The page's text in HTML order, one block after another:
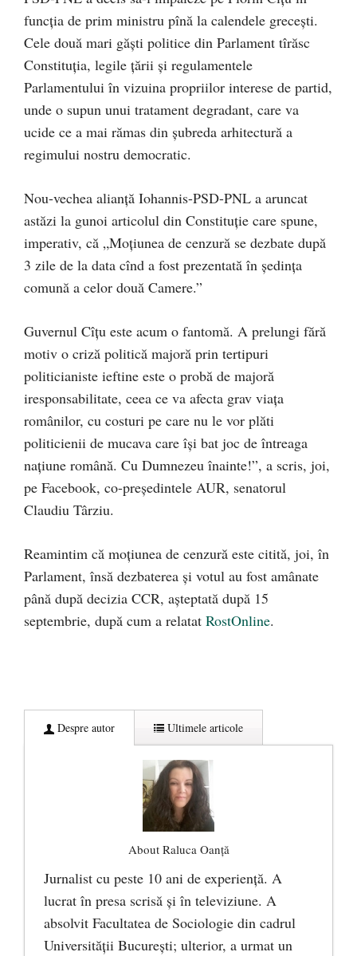
funcția de prim ministru pînă la calendele grecești.
Cele două mari găști politice din Parlament tîrăsc
Constituția, legile țării și regulamentele
Parlamentului în vizuina propriilor interese de partid,
unde o supun unui tratament degradant, care va
ucide ce a mai rămas din șubreda arhitectură a
regimului nostru democratic.
Nou-vechea alianță Iohannis-PSD-PNL a aruncat
astăzi la gunoi articolul din Constituție care spune,
imperativ, că „Moţiunea de cenzură se dezbate după
3 zile de la data cînd a fost prezentată în şedinţa
comună a celor două Camere.”
Guvernul Cîțu este acum o fantomă. A prelungi fără
motiv o criză politică majoră prin tertipuri
politicianiste ieftine este o probă de majoră
iresponsabilitate, ceea ce va afecta grav viața
românilor, cu costuri pe care nu le vor plăti
politicienii de mucava care își bat joc de întreaga
națiune română. Cu Dumnezeu înainte!”, a scris, joi,
pe Facebook, co-președintele AUR, senatorul
Claudiu Târziu.
Reamintim că moțiunea de cenzură este citită, joi, în
Parlament, însă dezbaterea și votul au fost amânate
până după decizia CCR, așteptată după 15
septembrie, după cum a relatat RostOnline.
Despre autor Ultimele articole
About Raluca Oanță
Jurnalist cu peste 10 ani de experiență. A
lucrat în presa scrisă și în televiziune. A
absolvit Facultatea de Sociologie din cadrul
Universității București; ulterior, a urmat un